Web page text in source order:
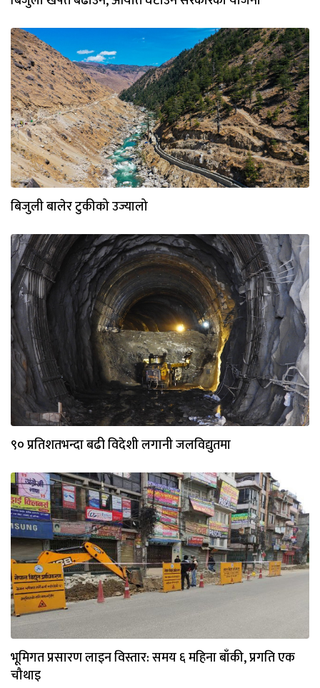
बिजुली बालेर टुकीको उज्यालो
९० प्रतिशतभन्दा बढी विदेशी लगानी जलविद्युतमा
भूमिगत प्रसारण लाइन विस्तार: समय ६ महिना बाँकी, प्रगति एक
चौथाइ